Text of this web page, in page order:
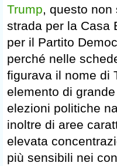
Trump , questo
strada per la Casa
per il Partito
perché nelle
figurava il nome di
elemento di
elezioni politiche
inoltre di aree
elevata
più sensibili nei